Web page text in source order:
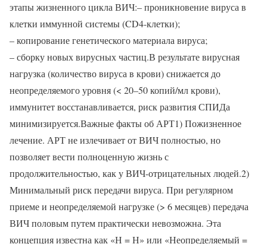
этапы жизненного цикла ВИЧ:– проникновение вируса в
клетки иммунной системы (CD4-клетки);
– копирование генетического материала вируса;
– сборку новых вирусных частиц.В результате вирусная
нагрузка (количество вируса в крови) снижается до
неопределяемого уровня (< 20–50 копий/мл крови),
иммунитет восстанавливается, риск развития СПИДа
минимизируется.Важные факты об АРТ1) Пожизненное
лечение. АРТ не излечивает от ВИЧ полностью, но
позволяет вести полноценную жизнь с
продолжительностью, как у ВИЧ-отрицательных людей.2)
Минимальный риск передачи вируса. При регулярном
приеме и неопределяемой нагрузке (> 6 месяцев) передача
ВИЧ половым путем практически невозможна. Эта
концепция известна как «Н = Н» или «Неопределяемый =